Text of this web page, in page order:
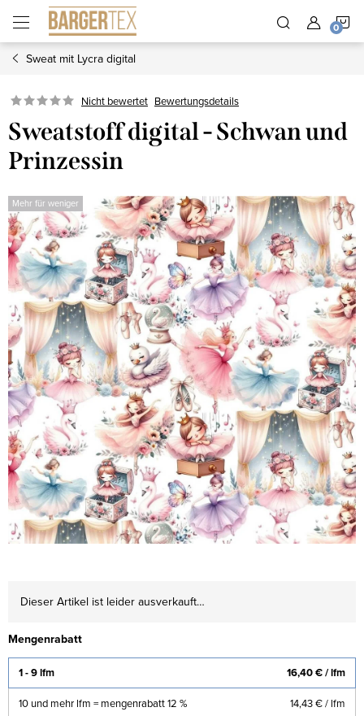
Inhalt
springen
Sweat mit Lycra digital
Nicht bewertet Bewertungsdetails
Sweatstoff digital - Schwan und
Prinzessin
Mehr für weniger
Dieser Artikel ist leider ausverkauft…
Mengenrabatt
1 - 9 lfm 16,40 €/ lfm
10 und mehr lfm = mengenrabatt 12 % 14,43 €/ lfm